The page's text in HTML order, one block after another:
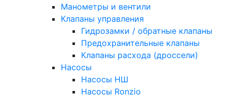
Манометры и вентили
Клапаны управления
Гидрозамки / обратные клапаны
Предохранительные клапаны
Клапаны расхода (дроссели)
Насосы
Насосы НШ
Насосы Ronzio